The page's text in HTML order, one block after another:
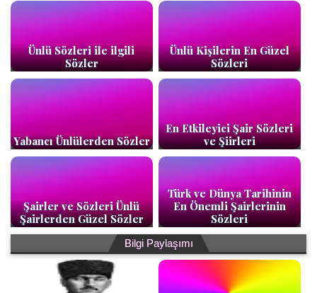
Ünlü Sözleri ile ilgili
Sözler
Ünlü Kişilerin En Güzel
Sözleri
Yabancı Ünlülerden Sözler
En Etkileyici Şair Sözleri
ve Şiirleri
Şairler ve Sözleri Ünlü
Şairlerden Güzel Sözler
Türk ve Dünya Tarihinin
En Önemli Şairlerinin
Sözleri
Bilgi Paylaşımı